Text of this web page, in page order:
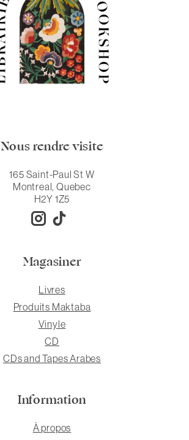
Nous rendre visite
165 Saint-Paul St W
Montreal, Quebec
H2Y 1Z5
Magasiner
Livres
Produits Maktaba
Vinyle
CD
CDs and Tapes Arabes
Information
À propos